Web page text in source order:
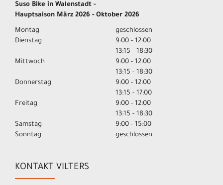
Suso Bike in Walenstadt -
Hauptsaison März 2026 - Oktober 2026
Montag
geschlossen
Dienstag
9:00 - 12:00
13:15 - 18:30
Mittwoch
9:00 - 12:00
13:15 - 18:30
Donnerstag
9:00 - 12:00
13:15 - 17:00
Freitag
9:00 - 12:00
13:15 - 18:30
Samstag
9:00 - 15:00
Sonntag
geschlossen
KONTAKT VILTERS